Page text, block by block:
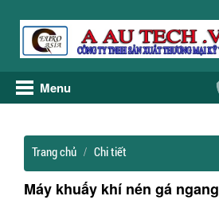
Menu
Trang chủ Chi tiết
Máy khuấy khí nén gá ngang